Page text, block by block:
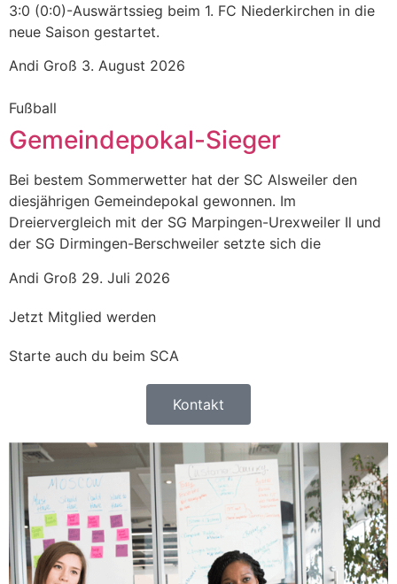
3:0 (0:0)-Auswärtssieg beim 1. FC Niederkirchen in die
neue Saison gestartet.
Andi Groß 3. August 2026
Fußball
Gemeindepokal-Sieger
Bei bestem Sommerwetter hat der SC Alsweiler den
diesjährigen Gemeindepokal gewonnen. Im
Dreiervergleich mit der SG Marpingen-Urexweiler Il und
der SG Dirmingen-Berschweiler setzte sich die
Andi Groß 29. Juli 2026
Jetzt Mitglied werden
Starte auch du beim SCA
Kontakt